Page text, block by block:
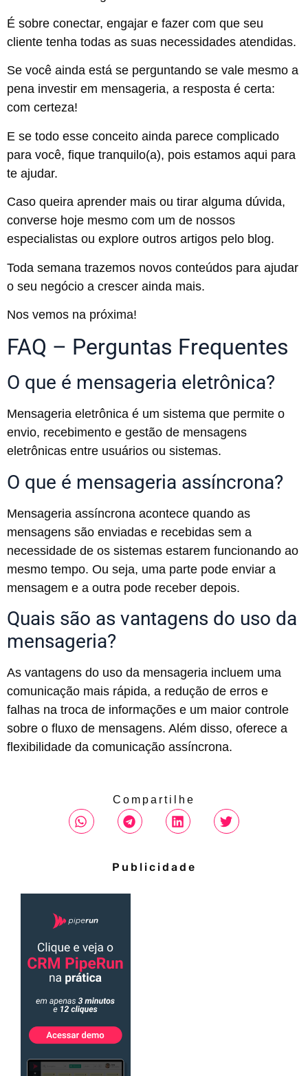
É sobre conectar, engajar e fazer com que seu
cliente tenha todas as suas necessidades atendidas.
Se você ainda está se perguntando se vale mesmo a
pena investir em mensageria, a resposta é certa:
com certeza!
E se todo esse conceito ainda parece complicado
para você, fique tranquilo(a), pois estamos aqui para
te ajudar.
Caso queira aprender mais ou tirar alguma dúvida,
converse hoje mesmo com um de nossos
especialistas ou explore outros artigos pelo blog.
Toda semana trazemos novos conteúdos para ajudar
o seu negócio a crescer ainda mais.
Nos vemos na próxima!
FAQ – Perguntas Frequentes
O que é mensageria eletrônica?
Mensageria eletrônica é um sistema que permite o
envio, recebimento e gestão de mensagens
eletrônicas entre usuários ou sistemas.
O que é mensageria assíncrona?
Mensageria assíncrona acontece quando as
mensagens são enviadas e recebidas sem a
necessidade de os sistemas estarem funcionando ao
mesmo tempo. Ou seja, uma parte pode enviar a
mensagem e a outra pode receber depois.
Quais são as vantagens do uso da
mensageria?
As vantagens do uso da mensageria incluem uma
comunicação mais rápida, a redução de erros e
falhas na troca de informações e um maior controle
sobre o fluxo de mensagens. Além disso, oferece a
flexibilidade da comunicação assíncrona.
Compartilhe
Publicidade